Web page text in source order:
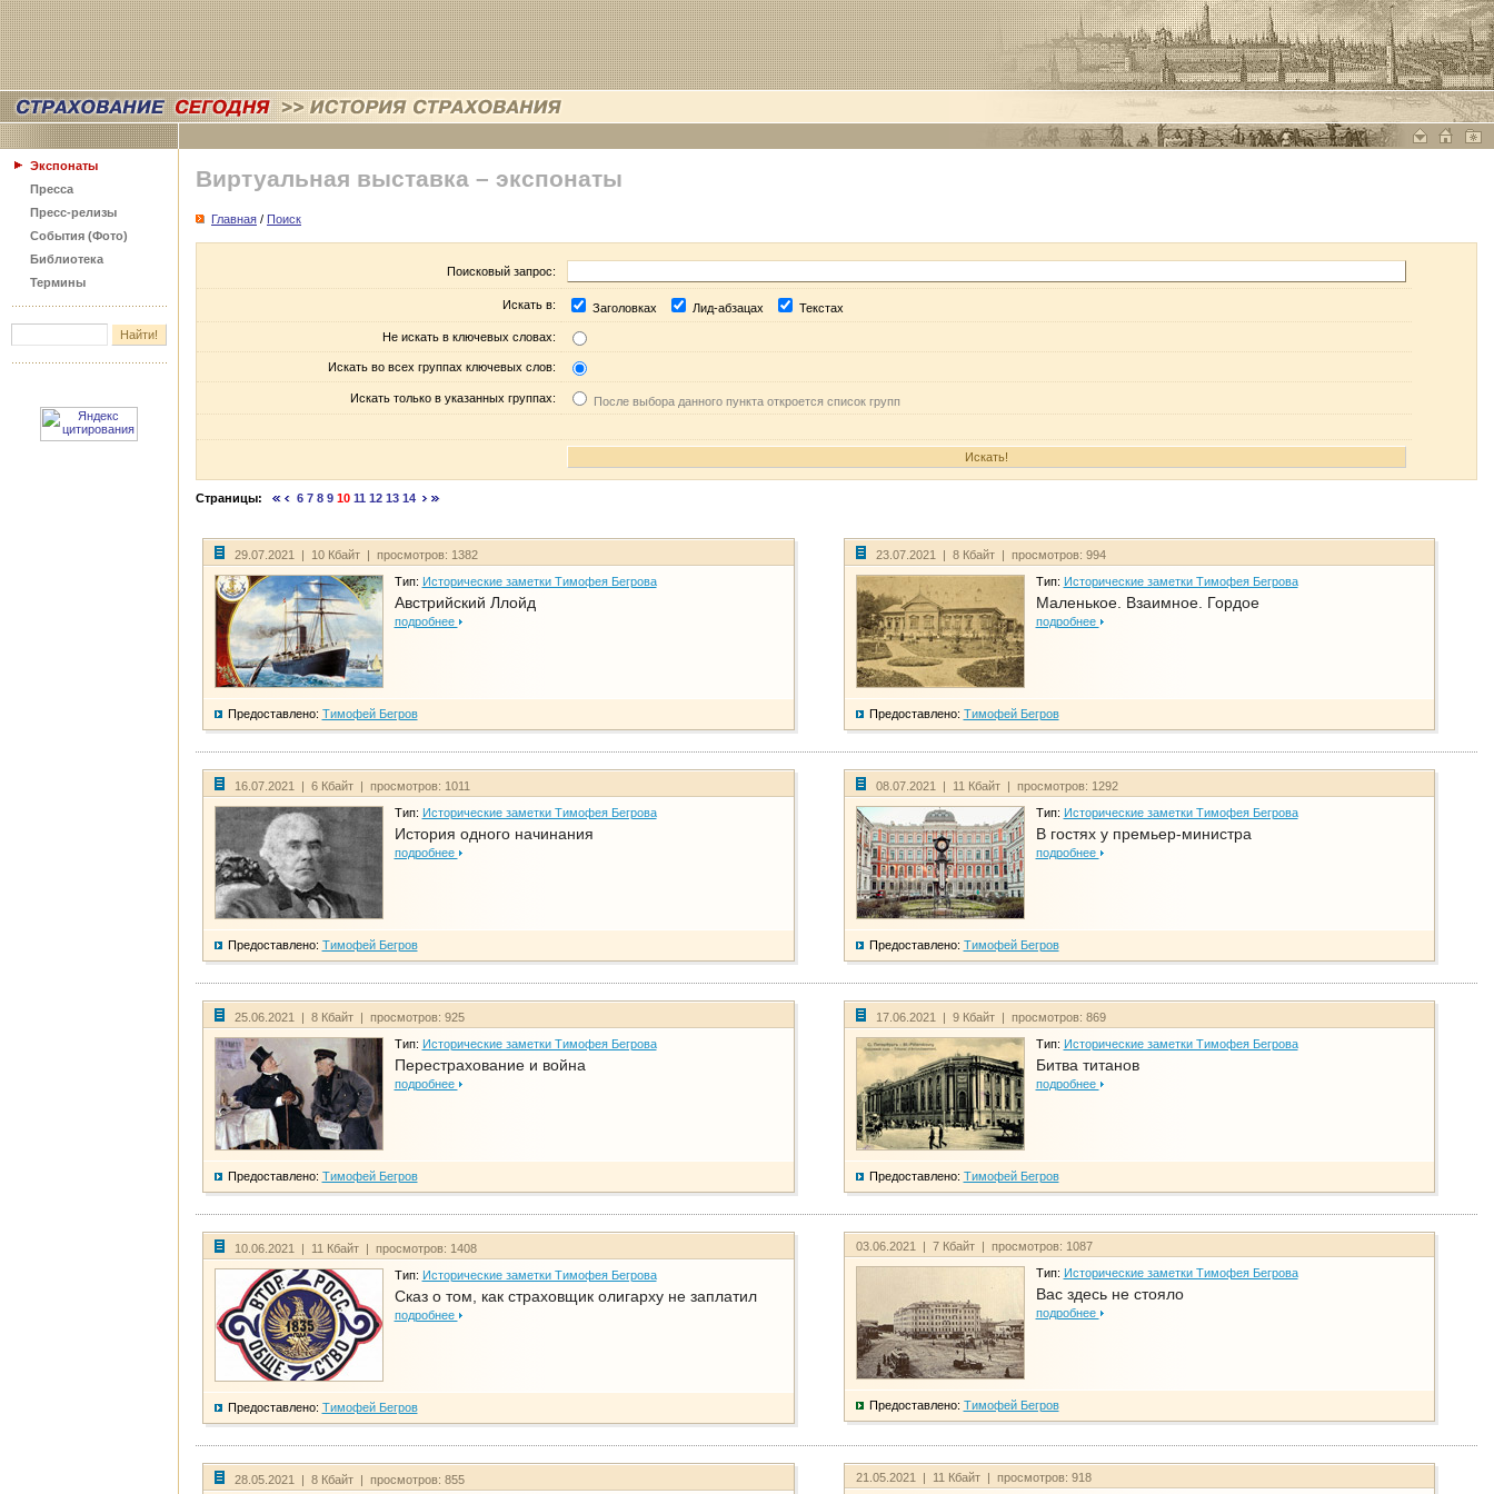
Экспонаты
Пресса
Пресс-релизы
События (Фото)
Библиотека
Термины
Виртуальная выставка – экспонаты
Главная / Поиск
Поисковый запрос:
Искать в: Заголовках Лид-абзацах Текстах
Не искать в ключевых словах:
Искать во всех группах ключевых слов:
Искать только в указанных группах: После выбора данного пункта откроется список групп
Страницы: 6 7 8 9 10 11 12 13 14
29.07.2021 | 10 Кбайт | просмотров: 1382
Тип: Исторические заметки Тимофея Бегрова
Австрийский Ллойд
подробнее
Предоставлено: Тимофей Бегров
23.07.2021 | 8 Кбайт | просмотров: 994
Тип: Исторические заметки Тимофея Бегрова
Маленькое. Взаимное. Гордое
подробнее
Предоставлено: Тимофей Бегров
16.07.2021 | 6 Кбайт | просмотров: 1011
Тип: Исторические заметки Тимофея Бегрова
История одного начинания
подробнее
Предоставлено: Тимофей Бегров
08.07.2021 | 11 Кбайт | просмотров: 1292
Тип: Исторические заметки Тимофея Бегрова
В гостях у премьер-министра
подробнее
Предоставлено: Тимофей Бегров
25.06.2021 | 8 Кбайт | просмотров: 925
Тип: Исторические заметки Тимофея Бегрова
Перестрахование и война
подробнее
Предоставлено: Тимофей Бегров
17.06.2021 | 9 Кбайт | просмотров: 869
Тип: Исторические заметки Тимофея Бегрова
Битва титанов
подробнее
Предоставлено: Тимофей Бегров
10.06.2021 | 11 Кбайт | просмотров: 1408
Тип: Исторические заметки Тимофея Бегрова
Сказ о том, как страховщик олигарху не заплатил
подробнее
Предоставлено: Тимофей Бегров
03.06.2021 | 7 Кбайт | просмотров: 1087
Тип: Исторические заметки Тимофея Бегрова
Вас здесь не стояло
подробнее
Предоставлено: Тимофей Бегров
28.05.2021 | 8 Кбайт | просмотров: 855 21.05.2021 | 11 Кбайт | просмотров: 918